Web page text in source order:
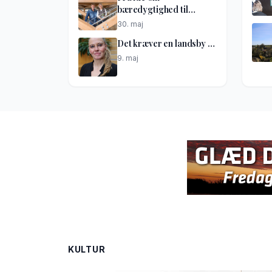
bæredygtighed til
netværkshus
30. maj
Det kræver en landsby …
9. maj
KULTUR